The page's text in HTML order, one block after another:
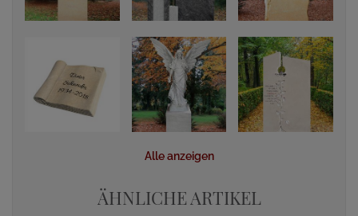
Alle anzeigen
ÄHNLICHE ARTIKEL